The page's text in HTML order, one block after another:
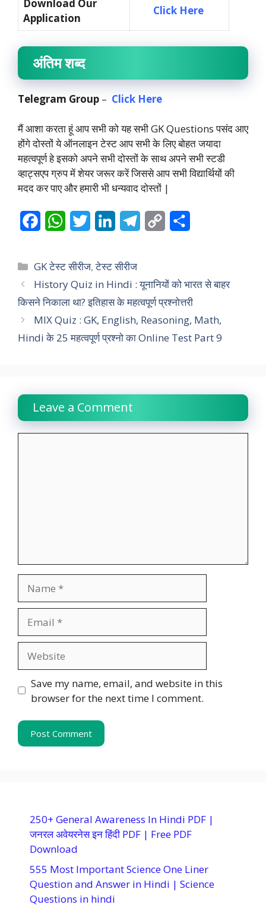
Download Our
Application
Click Here
अंतिम शब्द
Telegram Group – Click Here
मैं आशा करता हूं आप सभी को यह सभी GK Questions पसंद आए
होंगे दोस्तों ये ऑनलाइन टेस्ट आप सभी के लिए बोहत जयादा
महत्वपूर्ण हे इसको अपने सभी दोस्तों के साथ अपने सभी स्टडी
व्हाट्सएप ग्रुप में शेयर जरूर करें जिससे आप सभी विद्यार्थियों की
मदद कर पाए और हमारी भी धन्यवाद दोस्तों |
c
e
b
o
o
W
a
t
s
A
p
i
t
t
e
r
n
k
e
d
I
e
g
r
a
y
L
i
n
r
e
Categories
GK टेस्ट सीरीज,टेस्ट सीरीज
History Quiz in Hindi : यूनानियों को भारत से बाहर
किसने निकाला था? इतिहास के महत्वपूर्ण प्रश्नोत्तरी
MIX Quiz : GK, English, Reasoning, Math,
Hindi के 25 महत्वपूर्ण प्रश्नो का Online Test Part 9
Leave a Comment
Save my name, email, and website in this
browser for the next time I comment.
250+ General Awareness In Hindi PDF |
जनरल अवेयरनेस इन हिंदी PDF | Free PDF
Download
555 Most Important Science One Liner
Question and Answer in Hindi | Science
Questions in hindi